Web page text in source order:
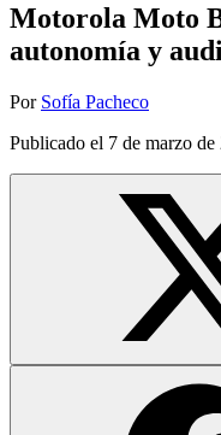
Motorola Moto
autonomía y
Por Sofía Pacheco
Publicado el 7 de marzo de